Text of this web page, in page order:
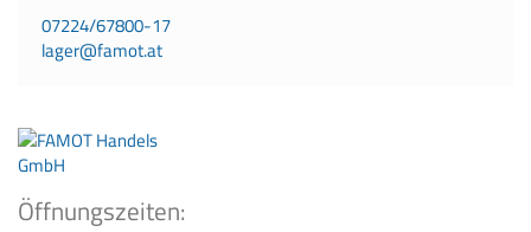
07224/67800-17
lager@famot.at
Öffnungszeiten: